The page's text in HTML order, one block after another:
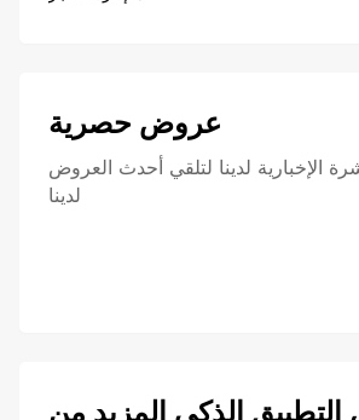
عروض حصرية
الإخبارية لدينا لتلقي أحدث العروض
لدينا
الذكي المزيد من